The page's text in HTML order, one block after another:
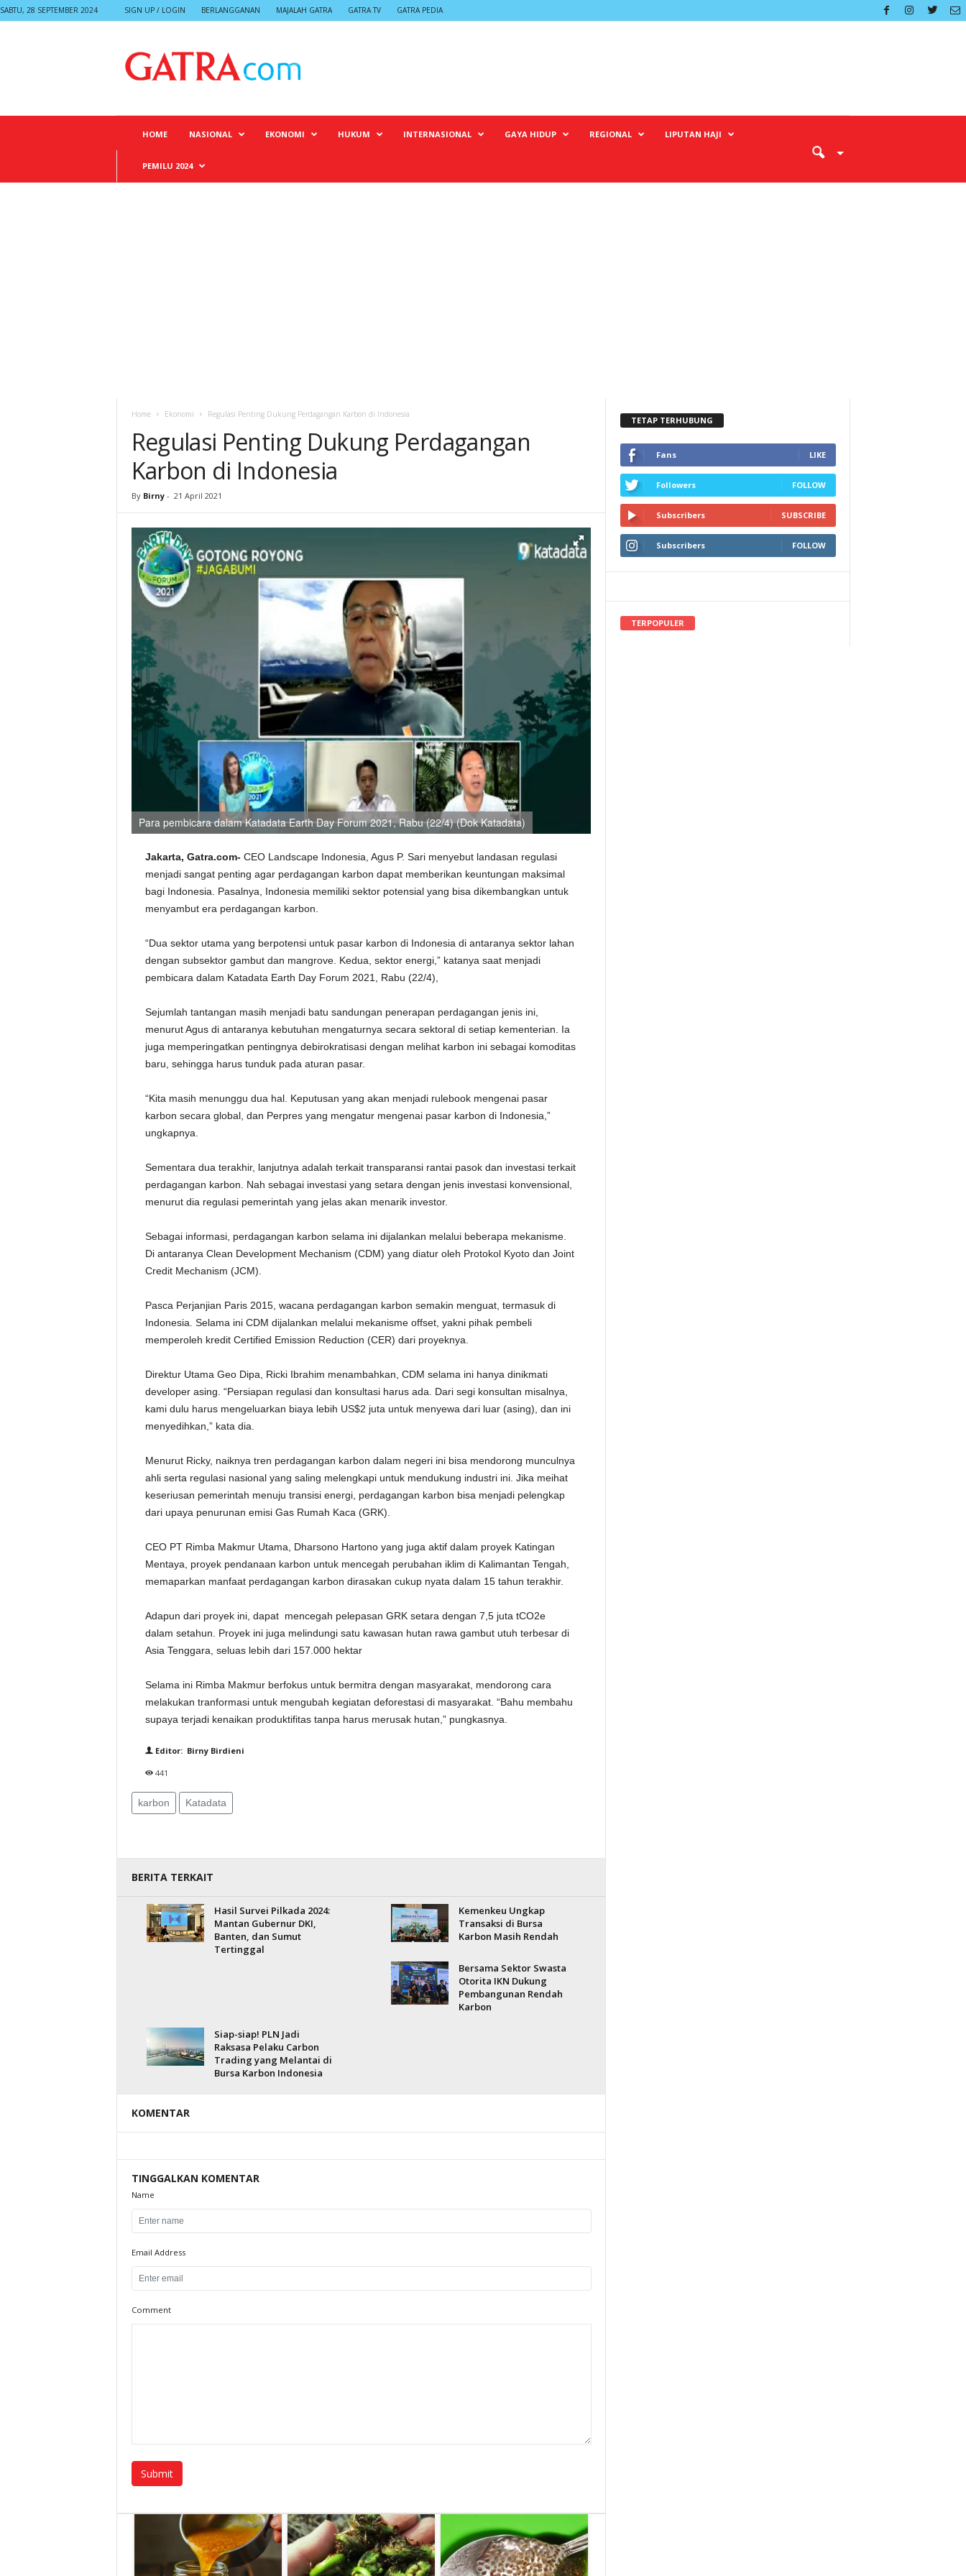
SABTU, 28 SEPTEMBER 2024 SIGN UP / LOGIN BERLANGGANAN MAJALAH GATRA GATRA TV GATRA PEDIA
HOME NASIONAL EKONOMI HUKUM INTERNASIONAL GAYA HIDUP REGIONAL LIPUTAN HAJI
PEMILU 2024
Home Ekonomi Regulasi Penting Dukung Perdagangan Karbon di Indonesia
Regulasi Penting Dukung Perdagangan
Karbon di Indonesia
By Birny - 21 April 2021
Para pembicara dalam Katadata Earth Day Forum 2021, Rabu (22/4) (Dok Katadata)
Jakarta, Gatra.com-CEO Landscape Indonesia, Agus P. Sari menyebut landasan regulasi
menjadi sangat penting agar perdagangan karbon dapat memberikan keuntungan maksimal
bagi Indonesia. Pasalnya, Indonesia memiliki sektor potensial yang bisa dikembangkan untuk
menyambut era perdagangan karbon.
“Dua sektor utama yang berpotensi untuk pasar karbon di Indonesia di antaranya sektor lahan
dengan subsektor gambut dan mangrove. Kedua, sektor energi,” katanya saat menjadi
pembicara dalam Katadata Earth Day Forum 2021, Rabu (22/4),
Sejumlah tantangan masih menjadi batu sandungan penerapan perdagangan jenis ini,
menurut Agus di antaranya kebutuhan mengaturnya secara sektoral di setiap kementerian. Ia
juga memperingatkan pentingnya debirokratisasi dengan melihat karbon ini sebagai komoditas
baru, sehingga harus tunduk pada aturan pasar.
“Kita masih menunggu dua hal. Keputusan yang akan menjadi rulebook mengenai pasar
karbon secara global, dan Perpres yang mengatur mengenai pasar karbon di Indonesia,”
ungkapnya.
Sementara dua terakhir, lanjutnya adalah terkait transparansi rantai pasok dan investasi terkait
perdagangan karbon. Nah sebagai investasi yang setara dengan jenis investasi konvensional,
menurut dia regulasi pemerintah yang jelas akan menarik investor.
Sebagai informasi, perdagangan karbon selama ini dijalankan melalui beberapa mekanisme.
Di antaranya Clean Development Mechanism (CDM) yang diatur oleh Protokol Kyoto dan Joint
Credit Mechanism (JCM).
Pasca Perjanjian Paris 2015, wacana perdagangan karbon semakin menguat, termasuk di
Indonesia. Selama ini CDM dijalankan melalui mekanisme offset, yakni pihak pembeli
memperoleh kredit Certified Emission Reduction (CER) dari proyeknya.
Direktur Utama Geo Dipa, Ricki Ibrahim menambahkan, CDM selama ini hanya dinikmati
developer asing. “Persiapan regulasi dan konsultasi harus ada. Dari segi konsultan misalnya,
kami dulu harus mengeluarkan biaya lebih US$2 juta untuk menyewa dari luar (asing), dan ini
menyedihkan,” kata dia.
Menurut Ricky, naiknya tren perdagangan karbon dalam negeri ini bisa mendorong munculnya
ahli serta regulasi nasional yang saling melengkapi untuk mendukung industri ini. Jika meihat
keseriusan pemerintah menuju transisi energi, perdagangan karbon bisa menjadi pelengkap
dari upaya penurunan emisi Gas Rumah Kaca (GRK).
CEO PT Rimba Makmur Utama, Dharsono Hartono yang juga aktif dalam proyek Katingan
Mentaya, proyek pendanaan karbon untuk mencegah perubahan iklim di Kalimantan Tengah,
memaparkan manfaat perdagangan karbon dirasakan cukup nyata dalam 15 tahun terakhir.
Adapun dari proyek ini, dapat mencegah pelepasan GRK setara dengan 7,5 juta tCO2e
dalam setahun. Proyek ini juga melindungi satu kawasan hutan rawa gambut utuh terbesar di
Asia Tenggara, seluas lebih dari 157.000 hektar
Selama ini Rimba Makmur berfokus untuk bermitra dengan masyarakat, mendorong cara
melakukan tranformasi untuk mengubah kegiatan deforestasi di masyarakat. “Bahu membahu
supaya terjadi kenaikan produktifitas tanpa harus merusak hutan,” pungkasnya.
Editor: Birny Birdieni
441
karbon Katadata
BERITA TERKAIT
Hasil Survei Pilkada 2024:
Mantan Gubernur DKI,
Banten, dan Sumut
Tertinggal
Kemenkeu Ungkap
Transaksi di Bursa
Karbon Masih Rendah
Bersama Sektor Swasta
Otorita IKN Dukung
Pembangunan Rendah
Karbon
Siap-siap! PLN Jadi
Raksasa Pelaku Carbon
Trading yang Melantai di
Bursa Karbon Indonesia
KOMENTAR
TINGGALKAN KOMENTAR
Name
Email Address
Comment
TETAP TERHUBUNG
Fans LIKE
Followers FOLLOW
Subscribers SUBSCRIBE
Subscribers FOLLOW